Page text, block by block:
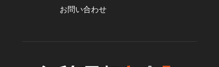
お問い合わせ